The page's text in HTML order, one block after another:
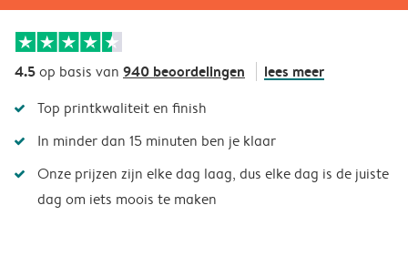
4.5op basis van 940 beoordelingen lees meer
Top printkwaliteit en finish
In minder dan 15 minuten ben je klaar
Onze prijzen zijn elke dag laag, dus elke dag is de juiste
dag om iets moois te maken